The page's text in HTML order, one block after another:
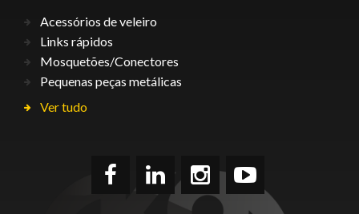
Acessórios de veleiro
Links rápidos
Mosquetões/Conectores
Pequenas peças metálicas
Ver tudo